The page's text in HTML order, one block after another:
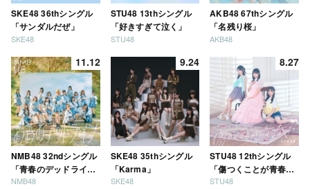
SKE48 36thシングル
「サンダルだぜ」
SKE48
STU48 13thシングル
「好きすぎて泣く」
STU48
AKB48 67thシングル
「名残り桜」
AKB48
11.12
NMB48 32ndシングル
「青春のデッドライ
ン」
NMB48
9.24
SKE48 35thシングル
「Karma」
SKE48
8.27
STU48 12thシングル
「傷つくことが青春
だ」
STU48